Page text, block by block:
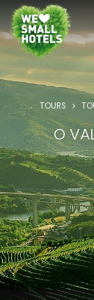
TOURS
O